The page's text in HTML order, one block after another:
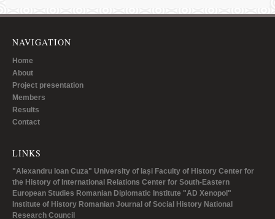
NAVIGATION
Home
About
Project presentation
Members
Results
Contact
LINKS
"Alexandru Ioan Cuza" University of Iași Faculty of History Center for
the History of International Relations Center for South-Eastern
European Studies Romanian Diplomatic Institute "AD Xenopol"
Institute of History Romanian Journal of Social History National
Research Council